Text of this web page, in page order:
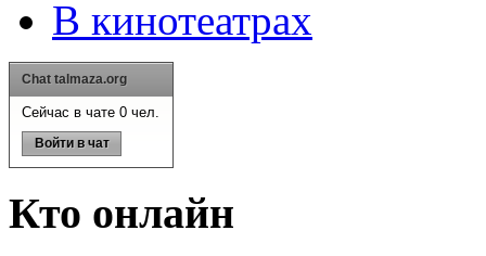
В кинотеатрах
Chat talmaza.org
Сейчас в чате 0 чел.
Войти в чат
Кто онлайн